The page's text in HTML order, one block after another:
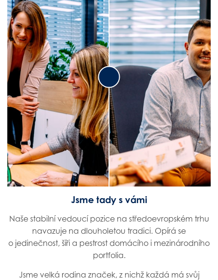
Veronika K.
vedoucí týmu call centra
Michal Š.
Senior brand manager
Jsme tady s vámi
Naše stabilní vedoucí pozice na středoevropském trhu
navazuje na dlouholetou tradici. Opírá se
o jedinečnost, šíři a pestrost domácího i mezinárodního
portfolia.
Jsme velká rodina značek, z nichž každá má svůj